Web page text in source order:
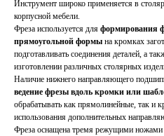
Инструмент широко применяется в
корпусной мебели.
Фреза используется для формирования
прямоугольной формы на кромках
подготавливать соединения деталей, а
изготовлении различных столярных
Наличие нижнего направляющего
ведение фрезы вдоль кромки или
обрабатывать как прямолинейные, так и
использования дополнительных
Фреза оснащена тремя режущими ножами